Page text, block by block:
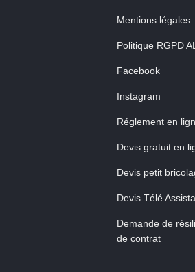
Mentions légales
Politique RGPD
Facebook
Instagram
Réglement en
Devis gratuit en
Devis petit
Devis Télé
Demande de
de contrat